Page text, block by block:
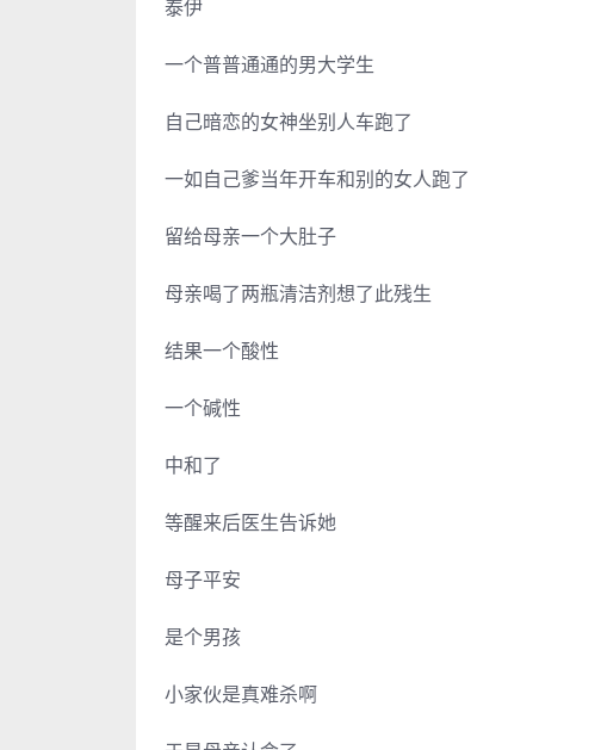
泰伊
一个普普通通的男大学生
自己暗恋的女神坐别人车跑了
一如自己爹当年开车和别的女人跑了
留给母亲一个大肚子
母亲喝了两瓶清洁剂想了此残生
结果一个酸性
一个碱性
中和了
等醒来后医生告诉她
母子平安
是个男孩
小家伙是真难杀啊